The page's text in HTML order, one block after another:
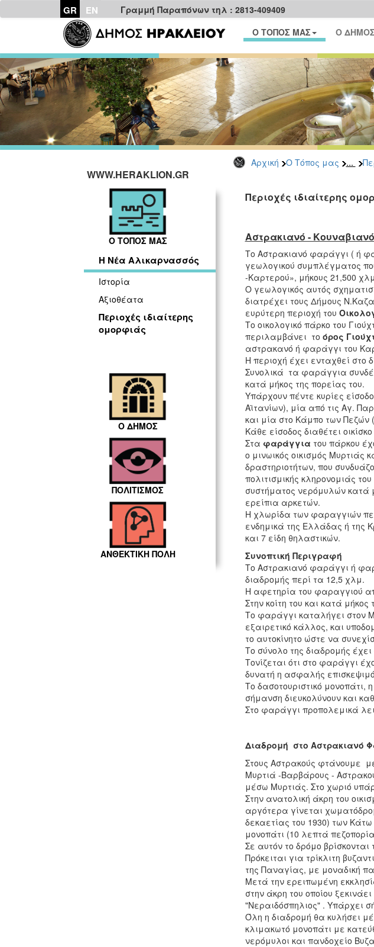
GR EN Γραμμή Παραπόνων τηλ : 2813-409409
Ο ΤΟΠΟΣ ΜΑΣ Ο ΔΗΜΟΣ
Αρχική Ο Τόπος μας ...
WWW.HERAKLION.GR
Ο ΤΟΠΟΣ ΜΑΣ
Η Νέα Αλικαρνασσός
Ιστορία
Αξιοθέατα
Περιοχές ιδιαίτερης
ομορφιάς
Ο ΔΗΜΟΣ
ΠΟΛΙΤΙΣΜΟΣ
ΑΝΘΕΚΤΙΚΗ ΠΟΛΗ
Περιοχές ιδιαίτερης
Αστρακιανό -
Το Αστρακιανό φαράγγι ( ή
γεωλογικού συμπλέγματος
-Καρτερού», μήκους 21,500
Ο γεωλογικός αυτός
διατρέχει τους Δήμους
ευρύτερη περιοχή του
Το οικολογικό πάρκο του
περιλαμβάνει το όρος
αστρακανό ή φαράγγι του
Η περιοχή έχει ενταχθεί στο
Συνολικά τα φαράγγια
κατά μήκος της πορείας του.
Υπάρχουν πέντε κυρίες
Αϊτανίων), μία από τις Αγ.
και μία στο Κάμπο των Πεζών
Κάθε είσοδος διαθέτει
Στα φαράγγια του πάρκου
ο μινωικός οικισμός
δραστηριοτήτων, που
πολιτισμικής κληρονομιάς
συστήματος νερόμυλών κατά
ερείπια αρκετών.
Η χλωρίδα των φαραγγιών
ενδημικά της Ελλάδας ή της
και 7 είδη θηλαστικών.
Συνοπτική Περιγραφή
Το Αστρακιανό φαράγγι ή
διαδρομής περί τα 12,5 χλμ.
Η αφετηρία του φαραγγιού
Στην κοίτη του και κατά
Το φαράγγι καταλήγει στον
εξαιρετικό κάλλος, και
το αυτοκίνητο ώστε να
Το σύνολο της διαδρομής
Τονίζεται ότι στο φαράγγι
δυνατή η ασφαλής
Το δασοτουριστικό
σήμανση διευκολύνουν και
Στο φαράγγι προπολεμικά
Διαδρομή στο Αστρακιανό
Στους Αστρακούς φτάνουμε
Μυρτιά -Βαρβάρους -
μέσω Mυρτιάς. Στο χωριό
Στην ανατολική άκρη του
αργότερα γίνεται
δεκαετίας του 1930) των
μονοπάτι (10 λεπτά
Σε αυτόν το δρόμο
Πρόκειται για τρίκλιτη
της Παναγίας, με μοναδική
Μετά την ερειπωμένη
στην άκρη του οποίου
"Νεραιδόσπηλιος" . Υπάρχει
Όλη η διαδρομή θα κυλήσει
κλιμακωτό μονοπάτι με
νερόμυλοι και πανδοχείο